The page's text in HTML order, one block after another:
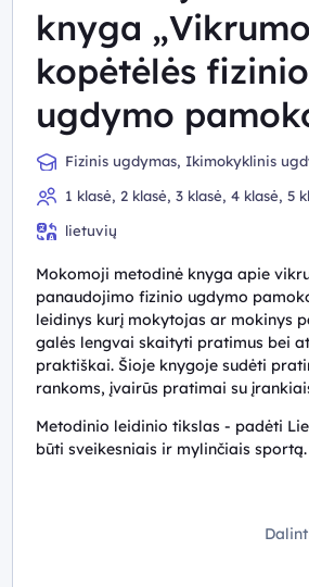
knyga „Vikrumo
kopėtėlės fizinio
ugdymo
Fizinis ugdymas, Ikimokyklinis
1 klasė, 2 klasė, 3 klasė, 4 klasė, 5
lietuvių
Mokomoji metodinė knyga apie
panaudojimo fizinio ugdymo
leidinys kurį mokytojas ar mokinys
galės lengvai skaityti pratimus bei
praktiškai. Šioje knygoje sudėti
rankoms, įvairūs pratimai su
Metodinio leidinio tikslas - padėti
būti sveikesniais ir mylinčiais sportą.